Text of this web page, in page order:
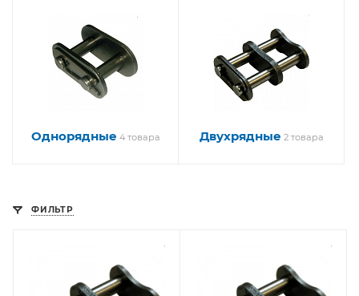
Однорядные 4 товара Двухрядные 2 товара
ФИЛЬТР